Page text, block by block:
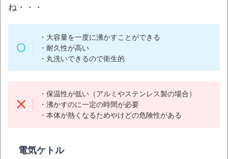
ね・・・
・大容量を一度に沸かすことができる
・耐久性が高い
・丸洗いできるので衛生的
・保温性が低い（アルミやステンレス製の場合）
・沸かすのに一定の時間が必要
・本体が熱くなるためやけどの危険性がある
電気ケトル